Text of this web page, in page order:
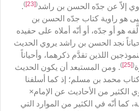
إلاّ عن جدّه الحسن بن راشد(
[23]
)
.
هو راوية كتاب جدّه الحسن بن
هو أو جدّه، أو أنّه أملاه على حفيده
نجد الحسن بن راشد يروي الحديث
اللذين تقدَّم ذكرهما، وأحياناً
(
[25]
). ومن المستبعد أن يكون الحديث
محمد بن مسلم؛ إذ كما أسلفنا
من الأحاديث عن الإمام×
أنّه في الكثير من الموارد التي